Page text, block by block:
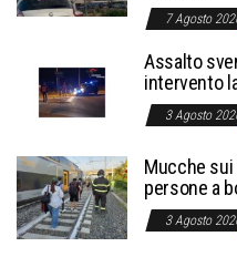
7 Agosto
Assalto
intervento
3 Agosto
Mucche sui
persone a
3 Agosto